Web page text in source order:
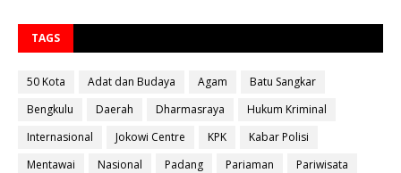
TAGS
50 Kota Adat dan Budaya Agam
Batu Sangkar
Bengkulu
Daerah Dharmasraya
Hukum Kriminal
Internasional
Jokowi Centre KPK
Kabar Polisi
Mentawai
Nasional Padang Pariaman
Pariwisata